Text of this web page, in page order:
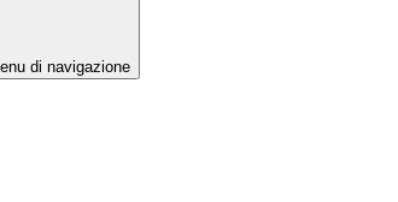
di navigazione